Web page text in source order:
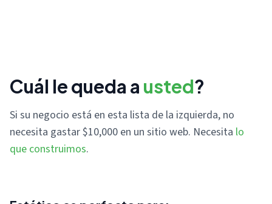
Cuál le queda a usted?
Si su negocio está en esta lista de la izquierda, no
necesita gastar $10,000 en un sitio web. Necesita lo
que construimos.